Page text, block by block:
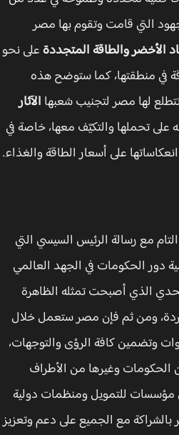
التي قامت وتقوم بها مصر
والطاقة المتجددةعلى نحو
منطقتها، كما ستوضح هذه
لها مصر لتجنيب شعبهاالآثار
تحملها والتكيّف معها، خاصة في
على أسعار الطاقة والغذاء.
مع رسالة الرئيس السيسي التي
الحكومات في الجهد العالمي
الذي أصبحت تمثله الظاهرة
ومن ثم فإن مصر ستعمل خلال
كافة الرؤى والتوجهات،
وغيرها من الأطراف
للتمويل ومنظمات دولية
مع الجميع على دعم وتعزيز